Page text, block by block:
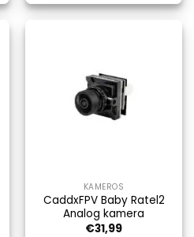
produktas
Galimybe
galite
pasirinkti
KAMEROS
CaddxFPV Baby Ratel2
Analog kamera
€31,99